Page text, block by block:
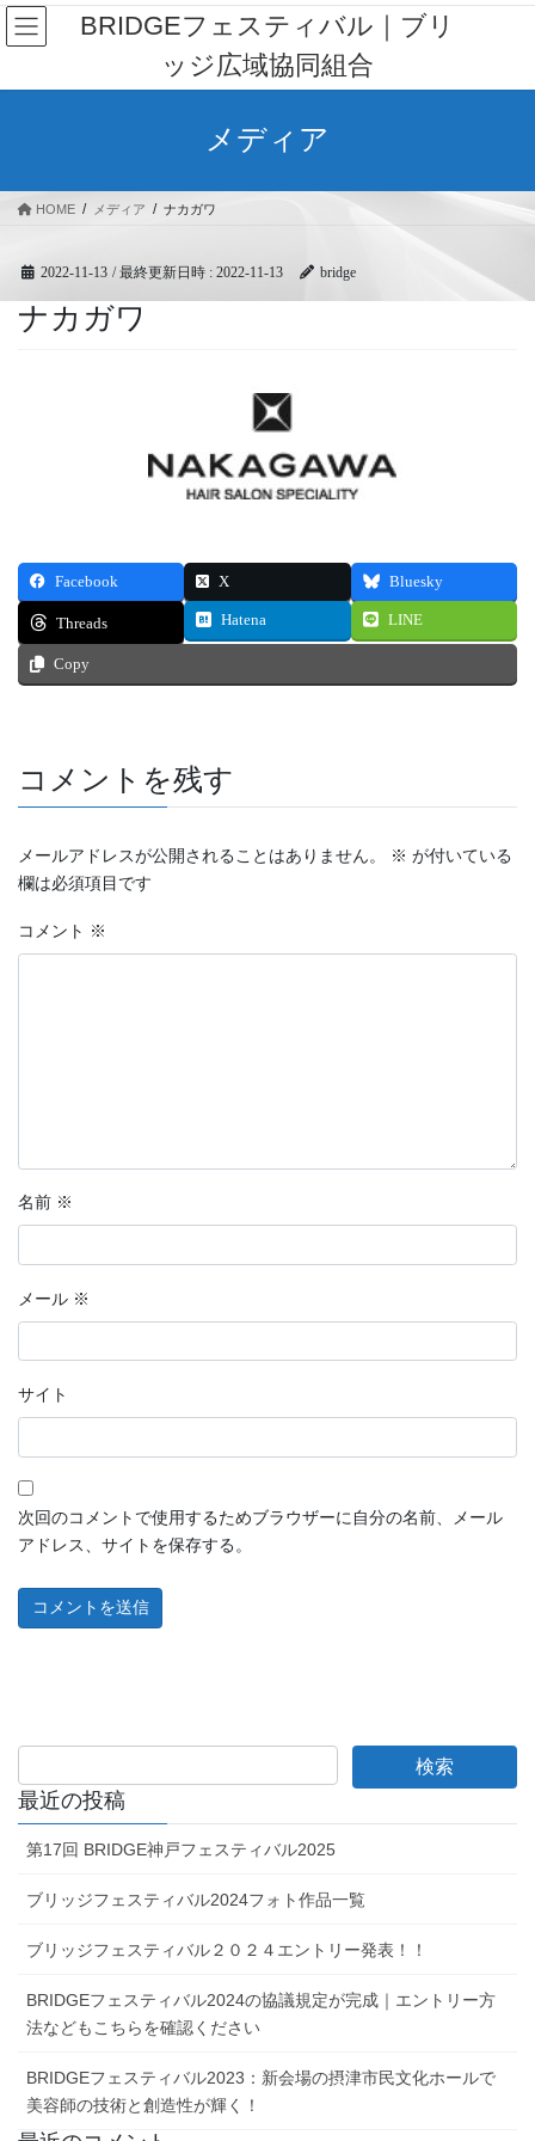
コ
ン
ン
ナ
ビ
ー
BRIDGEフェスティバル｜ブリ
ッジ広域協同組合
メディア
HOME メディア ナカガワ
2022-11-13 / 最終更新日時 : 2022-11-13 bridge
ナカガワ
Facebook X Bluesky
Threads Hatena LINE
Copy
コメントを残す
メールアドレスが公開されることはありません。 ※ が付いている
欄は必須項目です
コメント ※
名前 ※
メール ※
サイト
次回のコメントで使用するためブラウザーに自分の名前、メール
アドレス、サイトを保存する。
最近の投稿
第17回 BRIDGE神戸フェスティバル2025
ブリッジフェスティバル2024フォト作品一覧
ブリッジフェスティバル２０２４エントリー発表！！
BRIDGEフェスティバル2024の協議規定が完成｜エントリー方
法などもこちらを確認ください
BRIDGEフェスティバル2023：新会場の摂津市民文化ホールで
美容師の技術と創造性が輝く！